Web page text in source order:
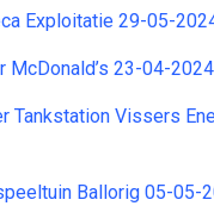
Exploitatie 29-05-
McDonald’s 23-04-2024
Tankstation Vissers
Ballorig 05-05-